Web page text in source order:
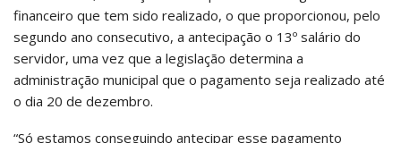
financeiro que tem sido realizado, o que proporcionou, pelo
segundo ano consecutivo, a antecipação o 13º salário do
servidor, uma vez que a legislação determina a
administração municipal que o pagamento seja realizado até
o dia 20 de dezembro.
“Só estamos conseguindo antecipar esse pagamento